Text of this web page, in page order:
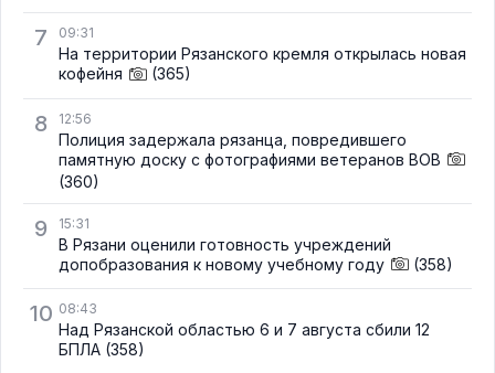
7 09:31
На территории Рязанского кремля открылась новая
кофейня
(365)
8 12:56
Полиция задержала рязанца, повредившего
памятную доску с фотографиями ветеранов ВОВ
(360)
9 15:31
В Рязани оценили готовность учреждений
допобразования к новому учебному году
(358)
10 08:43
Над Рязанской областью 6 и 7 августа сбили 12
БПЛА (358)